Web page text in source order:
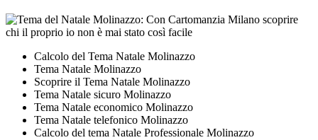
Calcolo del Tema Natale Molinazzo
Tema Natale Molinazzo
Scoprire il Tema Natale Molinazzo
Tema Natale sicuro Molinazzo
Tema Natale economico Molinazzo
Tema Natale telefonico Molinazzo
Calcolo del tema Natale Professionale Molinazzo